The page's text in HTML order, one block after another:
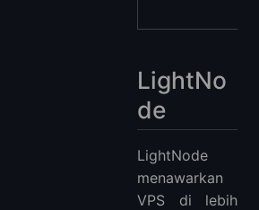
LightNo
de
LightNode
menawarkan
VPS di lebih